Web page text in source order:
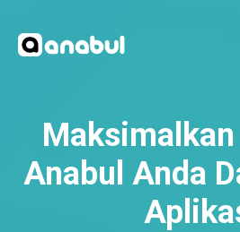
Anabul Anda